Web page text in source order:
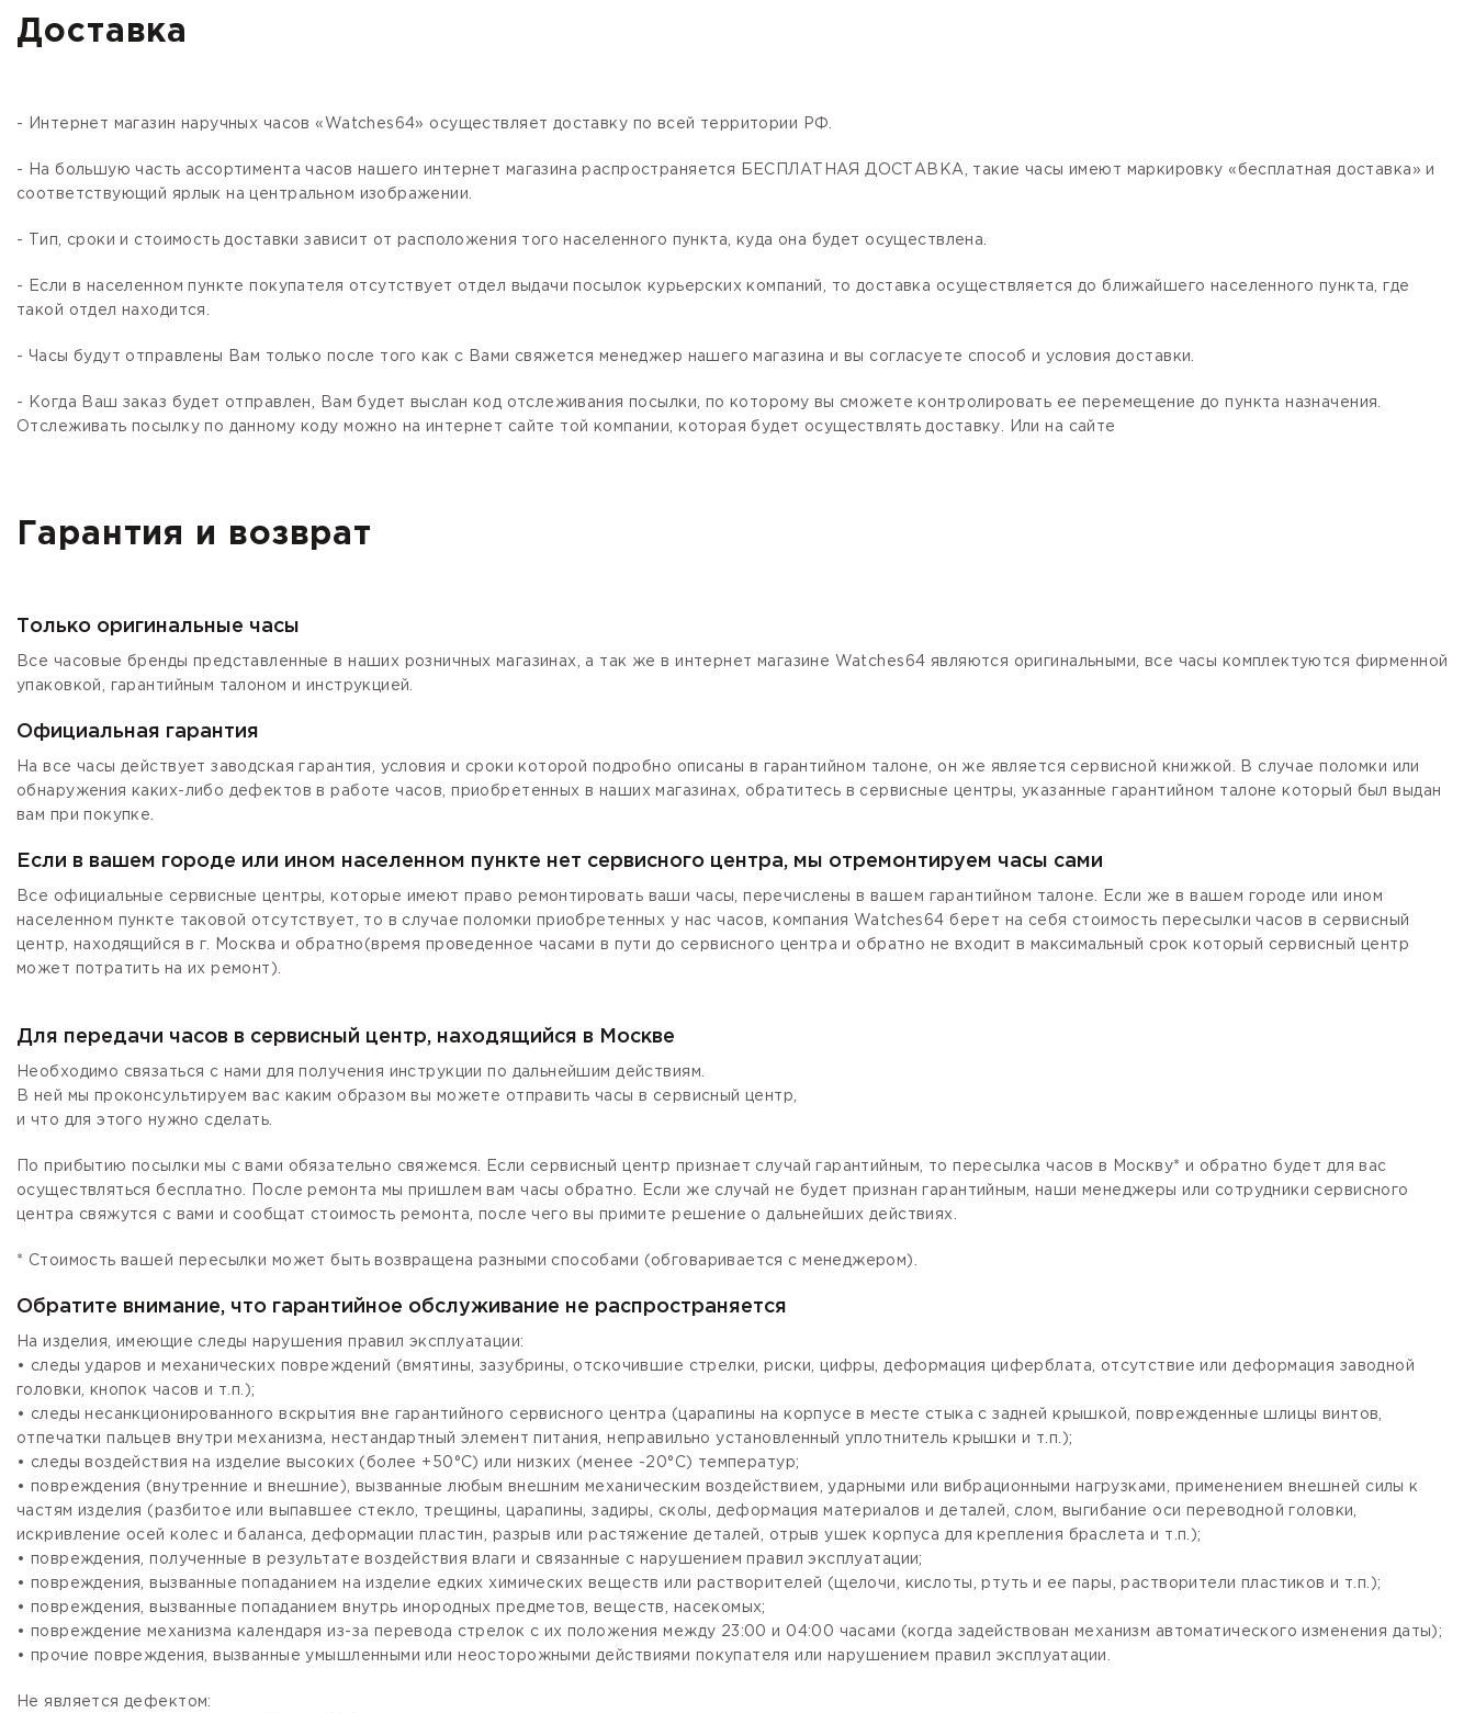
Доставка
- Интернет магазин наручных часов «Watches64» осуществляет доставку по всей территории РФ.
- На большую часть ассортимента часов нашего интернет магазина распространяется БЕСПЛАТНАЯ ДОСТАВКА, такие часы имеют маркировку «бесплатная доставка» и
соответствующий ярлык на центральном изображении.
- Тип, сроки и стоимость доставки зависит от расположения того населенного пункта, куда она будет осуществлена.
- Если в населенном пункте покупателя отсутствует отдел выдачи посылок курьерских компаний, то доставка осуществляется до ближайшего населенного пункта, где
такой отдел находится.
- Часы будут отправлены Вам только после того как с Вами свяжется менеджер нашего магазина и вы согласуете способ и условия доставки.
- Когда Ваш заказ будет отправлен, Вам будет выслан код отслеживания посылки, по которому вы сможете контролировать ее перемещение до пункта назначения.
Отслеживать посылку по данному коду можно на интернет сайте той компании, которая будет осуществлять доставку. Или на сайте
Гарантия и возврат
Только оригинальные часы
Все часовые бренды представленные в наших розничных магазинах, а так же в интернет магазине Watches64 являются оригинальными, все часы комплектуются фирменной
упаковкой, гарантийным талоном и инструкцией.
Официальная гарантия
На все часы действует заводская гарантия, условия и сроки которой подробно описаны в гарантийном талоне, он же является сервисной книжкой. В случае поломки или
обнаружения каких-либо дефектов в работе часов, приобретенных в наших магазинах, обратитесь в сервисные центры, указанные гарантийном талоне который был выдан
вам при покупке.
Если в вашем городе или ином населенном пункте нет сервисного центра, мы отремонтируем часы сами
Все официальные сервисные центры, которые имеют право ремонтировать ваши часы, перечислены в вашем гарантийном талоне. Если же в вашем городе или ином
населенном пункте таковой отсутствует, то в случае поломки приобретенных у нас часов, компания Watches64 берет на себя стоимость пересылки часов в сервисный
центр, находящийся в г. Москва и обратно(время проведенное часами в пути до сервисного центра и обратно не входит в максимальный срок который сервисный центр
может потратить на их ремонт).
Для передачи часов в сервисный центр, находящийся в Москве
Необходимо связаться с нами для получения инструкции по дальнейшим действиям.
В ней мы проконсультируем вас каким образом вы можете отправить часы в сервисный центр,
и что для этого нужно сделать.
По прибытию посылки мы с вами обязательно свяжемся. Если сервисный центр признает случай гарантийным, то пересылка часов в Москву* и обратно будет для вас
осуществляться бесплатно. После ремонта мы пришлем вам часы обратно. Если же случай не будет признан гарантийным, наши менеджеры или сотрудники сервисного
центра свяжутся с вами и сообщат стоимость ремонта, после чего вы примите решение о дальнейших действиях.
* Стоимость вашей пересылки может быть возвращена разными способами (обговаривается с менеджером).
Обратите внимание, что гарантийное обслуживание не распространяется
На изделия, имеющие следы нарушения правил эксплуатации:
• следы ударов и механических повреждений (вмятины, зазубрины, отскочившие стрелки, риски, цифры, деформация циферблата, отсутствие или деформация заводной
головки, кнопок часов и т.п.);
• следы несанкционированного вскрытия вне гарантийного сервисного центра (царапины на корпусе в месте стыка с задней крышкой, поврежденные шлицы винтов,
отпечатки пальцев внутри механизма, нестандартный элемент питания, неправильно установленный уплотнитель крышки и т.п.);
• следы воздействия на изделие высоких (более +50°С) или низких (менее -20°С) температур;
• повреждения (внутренние и внешние), вызванные любым внешним механическим воздействием, ударными или вибрационными нагрузками, применением внешней силы к
частям изделия (разбитое или выпавшее стекло, трещины, царапины, задиры, сколы, деформация материалов и деталей, слом, выгибание оси переводной головки,
искривление осей колес и баланса, деформации пластин, разрыв или растяжение деталей, отрыв ушек корпуса для крепления браслета и т.п.);
• повреждения, полученные в результате воздействия влаги и связанные с нарушением правил эксплуатации;
• повреждения, вызванные попаданием на изделие едких химических веществ или растворителей (щелочи, кислоты, ртуть и ее пары, растворители пластиков и т.п.);
• повреждения, вызванные попаданием внутрь инородных предметов, веществ, насекомых;
• повреждение механизма календаря из-за перевода стрелок с их положения между 23:00 и 04:00 часами (когда задействован механизм автоматического изменения даты);
• прочие повреждения, вызванные умышленными или неосторожными действиями покупателя или нарушением правил эксплуатации.
Не является дефектом: